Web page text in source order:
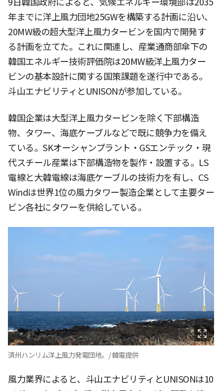
年までに洋上風力団地25GWを構築する計画に沿い、
20MW級の超大型洋上風力タービンを国内で開発す
る計画を立てた。これに関連し、産業通商部傘下の
韓国エネルギー技術評価院は20MW級洋上風力ター
ビンの基本設計に関する国策課題を遂行中である。
斗山エナビリティとUNISONが参加している。
韓国企業は大型洋上風力タービンを除く下部構造
物、タワー、海底ケーブルなどで既に競争力を備え
ている。SKオーシャンプラント・GSエンテック・現
代スチール産業は下部構造物を製作・設置する。LS
電線と大韓電線は海底ケーブルの技術力を有し、CS
Windは世界1位の風力タワー製造企業として主要ター
ビン各社にタワーを供給している。
済州ハンリム洋上風力発電団地。/ 韓電提供
風力業界によると、斗山エナビリティとUNISONは10